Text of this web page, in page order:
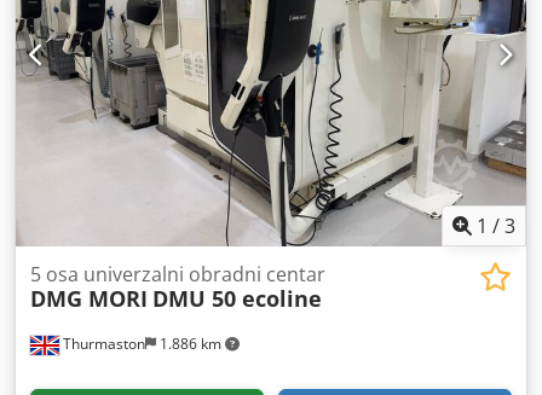
1 /3
Thurmaston 1.886 km
5 osa univerzalni obradni centar
DMG MORI DMU 50 ecoline